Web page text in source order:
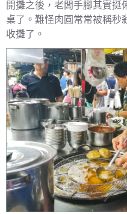
開攤之後，老闆手腳其實挺
桌了。難怪肉圓常常被稱秒
收攤了。